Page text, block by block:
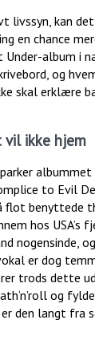
livssyn, kan
en chance
album i
og
skal erklære
vil ikke hjem
to Evil
flot benyttede
hos USA’s
nogensinde,
er dog
trods dette
og
den langt fra